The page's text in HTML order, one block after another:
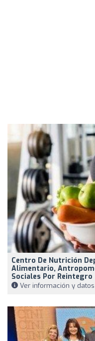
Centro De Nutrición
Alimentario,
Sociales Por Reintegro
Ver información y